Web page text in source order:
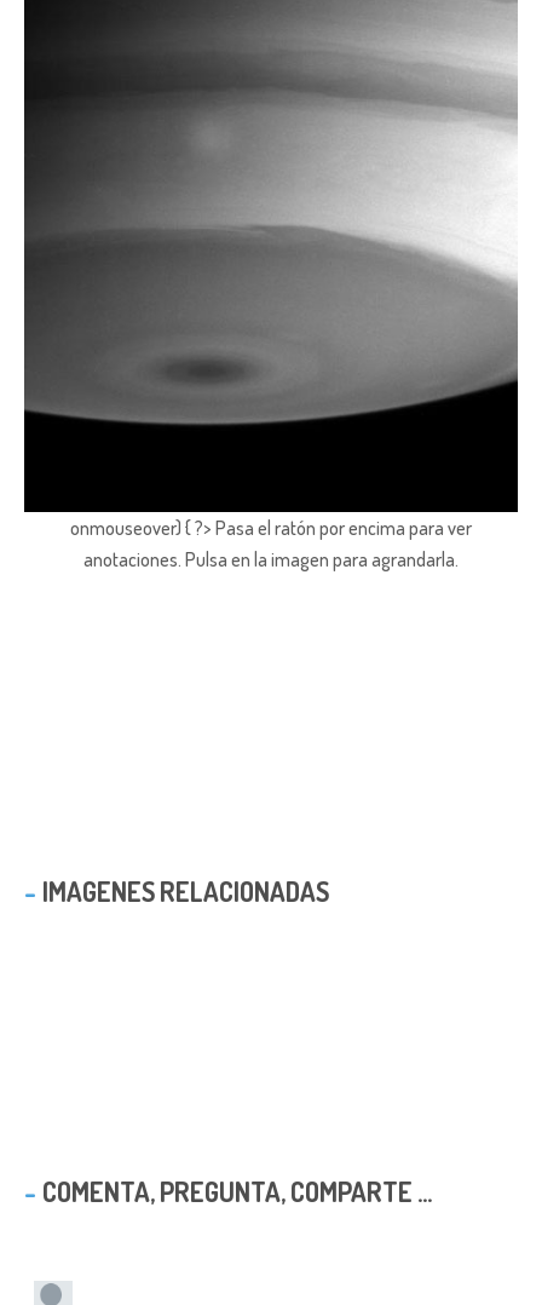
onmouseover) { ?> Pasa el ratón por encima para ver
anotaciones. Pulsa en la imagen para agrandarla.
IMAGENES RELACIONADAS
COMENTA, PREGUNTA, COMPARTE ...